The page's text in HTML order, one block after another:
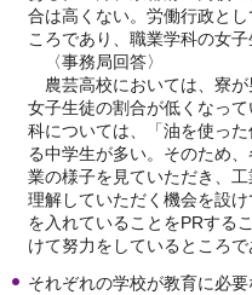
合は高くない。労働行政と
ころであり、職業学科の女
〈事務局回答〉
農芸高校においては、寮が
女子生徒の割合が低くなっ
科については、「油を使っ
る中学生が多い。そのため
業の様子を見ていただき、
理解していただく機会を設
を入れていることをPRする
けて努力をしているところで
それぞれの学校が教育に必